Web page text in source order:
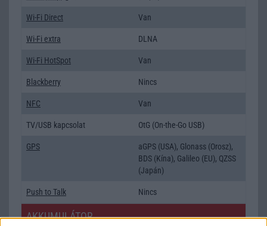
Wi-Fi Direct Van
Wi-Fi extra DLNA
Wi-Fi HotSpot Van
Blackberry Nincs
NFC Van
TV/USB kapcsolat OtG (On-the-Go USB)
GPS
aGPS (USA), Glonass (Orosz),
BDS (Kína), Galileo (EU), QZSS
(Japán)
Push to Talk Nincs
AKKUMULÁTOR